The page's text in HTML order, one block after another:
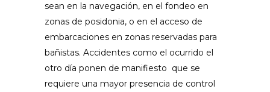
sean en la navegación, en el fondeo en
zonas de posidonia, o en el acceso de
embarcaciones en zonas reservadas para
bañistas. Accidentes como el ocurrido el
otro día ponen de manifiesto que se
requiere una mayor presencia de control